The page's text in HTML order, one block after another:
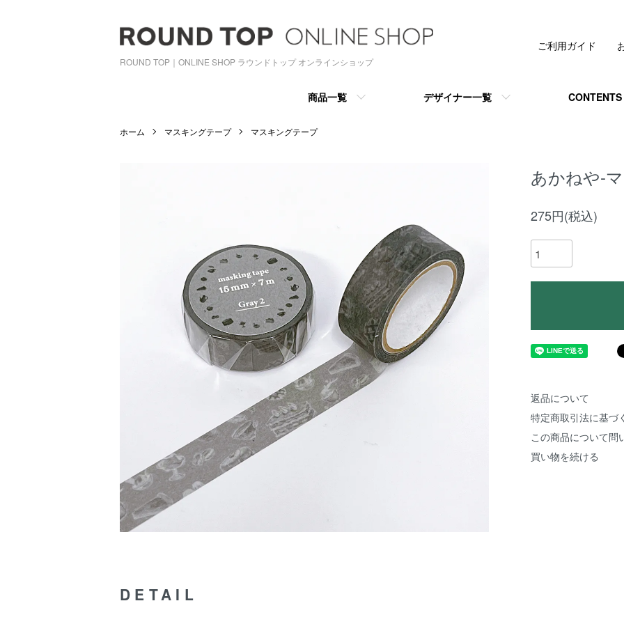
ROUND TOP｜ONLINE SHOP ラウンドトップ オンラインショップ
商品一覧 デザイナー一覧 CONTENTS
ご利用ガイド
ホーム マスキングテープ マスキングテープ
あかねや-
275円(税込)
返品について
特定商取引法に基づ
この商品について問
買い物を続ける
DETAIL